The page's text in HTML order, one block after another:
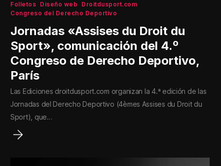
Folletos Diseño web
Droitdusport.com
Congreso del Derecho Deportivo
Jornadas «Assises du Droit du
Sport», comunicación del 4.º
Congreso de Derecho Deportivo,
París
Las Ediciones droitdusport.com organizan la 4.ª edición de las
Jornadas del Derecho Deportivo (4èmes Assises du Droit du
Sport), que…